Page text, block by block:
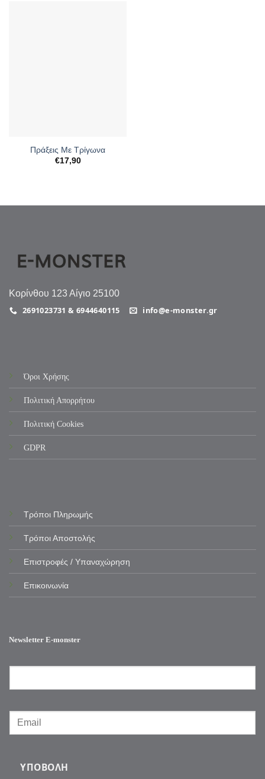
Πράξεις Με Τρίγωνα
€17,90
Κορίνθου 123 Αίγιο 25100
2691023731 & 6944640115 info@e-monster.gr
Όροι Χρήσης
Πολιτική Απορρήτου
Πολιτική Cookies
GDPR
Τρόποι Πληρωμής
Τρόποι Αποστολής
Επιστροφές / Υπαναχώρηση
Επικοινωνία
Newsletter E-monster
ΥΠΟΒΟΛΉ